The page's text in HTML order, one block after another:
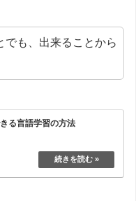
でも、出来ることから
る言語学習の方法